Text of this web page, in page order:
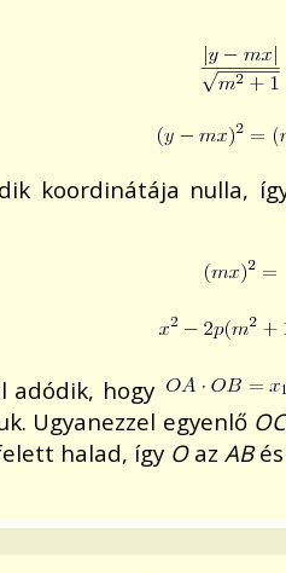
koordinátája nulla,
adódik, hogy
Ugyanezzel egyenlő OC
halad, így Oaz AB